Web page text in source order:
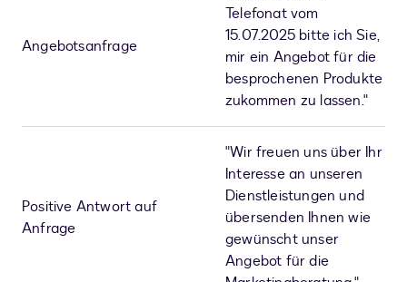
Angebotsanfrage
Telefonat vom
15.07.2025 bitte ich Sie,
mir ein Angebot für die
besprochenen Produkte
zukommen zu lassen."
Positive Antwort auf
Anfrage
"Wir freuen uns über Ihr
Interesse an unseren
Dienstleistungen und
übersenden Ihnen wie
gewünscht unser
Angebot für die